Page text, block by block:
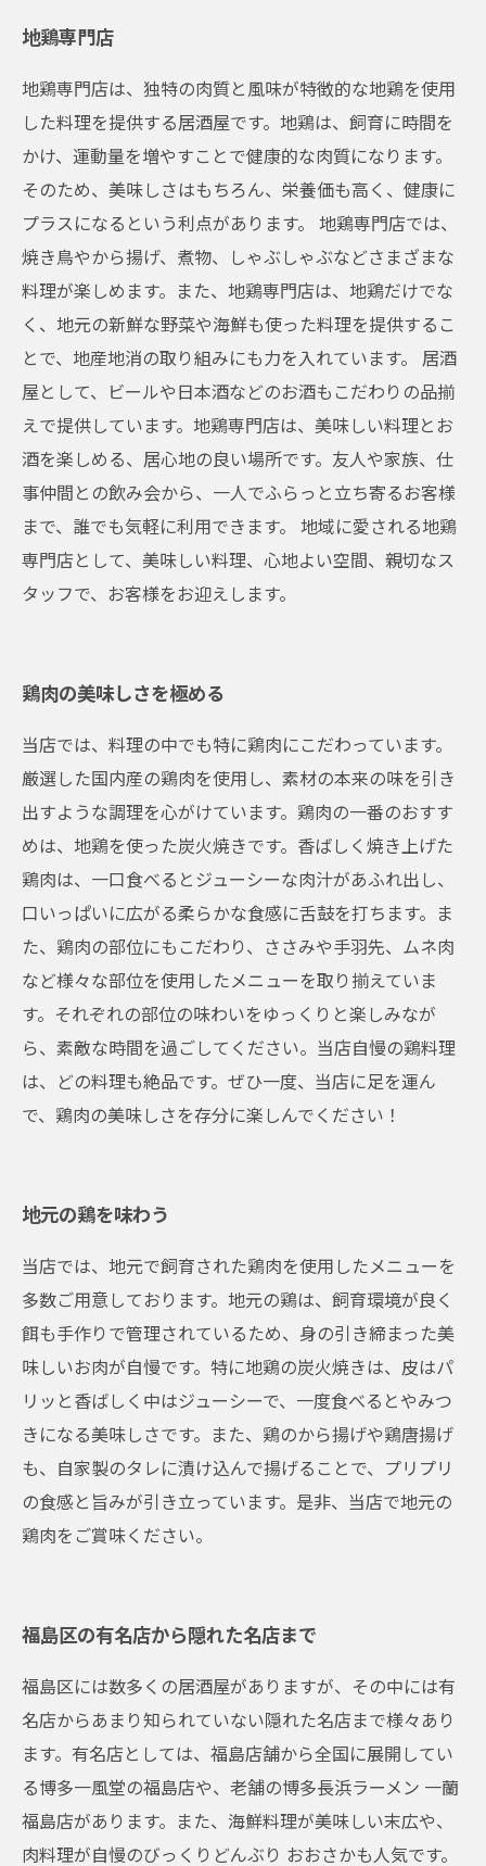
地鶏専門店
地鶏専門店は、独特の肉質と風味が特徴的な地鶏を使用
した料理を提供する居酒屋です。地鶏は、飼育に時間を
かけ、運動量を増やすことで健康的な肉質になります。
そのため、美味しさはもちろん、栄養価も高く、健康に
プラスになるという利点があります。 地鶏専門店では、
焼き鳥やから揚げ、煮物、しゃぶしゃぶなどさまざまな
料理が楽しめます。また、地鶏専門店は、地鶏だけでな
く、地元の新鮮な野菜や海鮮も使った料理を提供するこ
とで、地産地消の取り組みにも力を入れています。 居酒
屋として、ビールや日本酒などのお酒もこだわりの品揃
えで提供しています。地鶏専門店は、美味しい料理とお
酒を楽しめる、居心地の良い場所です。友人や家族、仕
事仲間との飲み会から、一人でふらっと立ち寄るお客様
まで、誰でも気軽に利用できます。 地域に愛される地鶏
専門店として、美味しい料理、心地よい空間、親切なス
タッフで、お客様をお迎えします。
鶏肉の美味しさを極める
当店では、料理の中でも特に鶏肉にこだわっています。
厳選した国内産の鶏肉を使用し、素材の本来の味を引き
出すような調理を心がけています。鶏肉の一番のおすす
めは、地鶏を使った炭火焼きです。香ばしく焼き上げた
鶏肉は、一口食べるとジューシーな肉汁があふれ出し、
口いっぱいに広がる柔らかな食感に舌鼓を打ちます。ま
た、鶏肉の部位にもこだわり、ささみや手羽先、ムネ肉
など様々な部位を使用したメニューを取り揃えていま
す。それぞれの部位の味わいをゆっくりと楽しみなが
ら、素敵な時間を過ごしてください。当店自慢の鶏料理
は、どの料理も絶品です。ぜひ一度、当店に足を運ん
で、鶏肉の美味しさを存分に楽しんでください！
地元の鶏を味わう
当店では、地元で飼育された鶏肉を使用したメニューを
多数ご用意しております。地元の鶏は、飼育環境が良く
餌も手作りで管理されているため、身の引き締まった美
味しいお肉が自慢です。特に地鶏の炭火焼きは、皮はパ
リッと香ばしく中はジューシーで、一度食べるとやみつ
きになる美味しさです。また、鶏のから揚げや鶏唐揚げ
も、自家製のタレに漬け込んで揚げることで、プリプリ
の食感と旨みが引き立っています。是非、当店で地元の
鶏肉をご賞味ください。
福島区の有名店から隠れた名店まで
福島区には数多くの居酒屋がありますが、その中には有
名店からあまり知られていない隠れた名店まで様々あり
ます。有名店としては、福島店舗から全国に展開してい
る博多一風堂の福島店や、老舗の博多長浜ラーメン 一蘭
福島店があります。また、海鮮料理が美味しい末広や、
肉料理が自慢のびっくりどんぶり おおさかも人気です。